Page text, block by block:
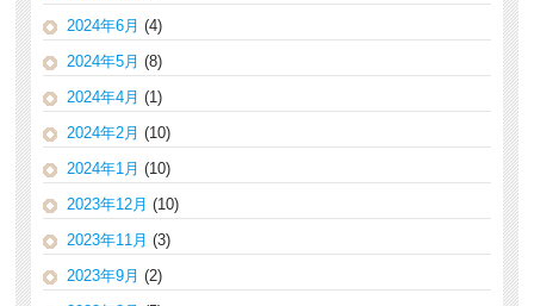
2024年6月 (4)
2024年5月 (8)
2024年4月 (1)
2024年2月 (10)
2024年1月 (10)
2023年12月 (10)
2023年11月 (3)
2023年9月 (2)